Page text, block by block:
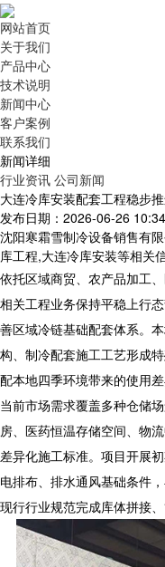
网站首页
关于我们
产品中心
技术说明
新闻中心
客户案例
联系我们
新闻详细
行业资讯 公司新闻
大连冷库安装配套工程稳步
发布日期：2026-06-26
沈阳寒霜雪制冷设备销售有
库工程,大连冷库安装等相关
依托区域商贸、农产品加工
相关工程业务保持平稳上行
善区域冷链基础配套体系。
构、制冷配套施工工艺形成
配本地四季环境带来的使用差
当前市场需求覆盖多种仓储
房、医药恒温存储空间、物
差异化施工标准。项目开展
电排布、排水通风基础条件
现行行业规范完成库体拼接